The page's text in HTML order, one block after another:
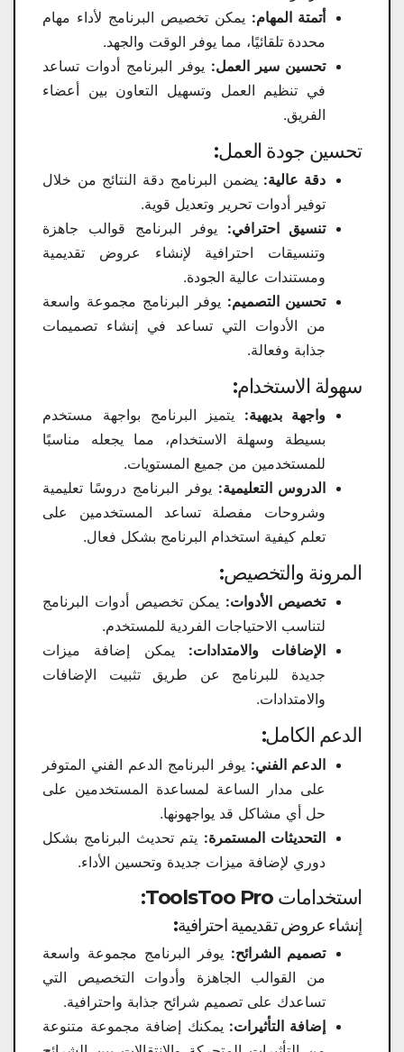
أتمتة المهام: يمكن تخصيص البرنامج لأداء مهام
محددة تلقائيًا، مما يوفر الوقت والجهد.
تحسين سير العمل: يوفر البرنامج أدوات تساعد
في تنظيم العمل وتسهيل التعاون بين أعضاء
الفريق.
تحسين جودة العمل:
دقة عالية: يضمن البرنامج دقة النتائج من خلال
توفير أدوات تحرير وتعديل قوية.
تنسيق احترافي: يوفر البرنامج قوالب جاهزة
وتنسيقات احترافية لإنشاء عروض تقديمية
ومستندات عالية الجودة.
تحسين التصميم: يوفر البرنامج مجموعة واسعة
من الأدوات التي تساعد في إنشاء تصميمات
جذابة وفعالة.
سهولة الاستخدام:
واجهة بديهية: يتميز البرنامج بواجهة مستخدم
بسيطة وسهلة الاستخدام، مما يجعله مناسبًا
للمستخدمين من جميع المستويات.
الدروس التعليمية: يوفر البرنامج دروسًا تعليمية
وشروحات مفصلة تساعد المستخدمين على
تعلم كيفية استخدام البرنامج بشكل فعال.
المرونة والتخصيص:
تخصيص الأدوات: يمكن تخصيص أدوات البرنامج
لتناسب الاحتياجات الفردية للمستخدم.
الإضافات والامتدادات: يمكن إضافة ميزات
جديدة للبرنامج عن طريق تثبيت الإضافات
والامتدادات.
الدعم الكامل:
الدعم الفني: يوفر البرنامج الدعم الفني المتوفر
على مدار الساعة لمساعدة المستخدمين على
حل أي مشاكل قد يواجهونها.
التحديثات المستمرة: يتم تحديث البرنامج بشكل
دوري لإضافة ميزات جديدة وتحسين الأداء.
استخدامات ToolsToo Pro:
إنشاء عروض تقديمية احترافية:
تصميم الشرائح: يوفر البرنامج مجموعة واسعة
من القوالب الجاهزة وأدوات التخصيص التي
تساعدك على تصميم شرائح جذابة واحترافية.
إضافة التأثيرات: يمكنك إضافة مجموعة متنوعة